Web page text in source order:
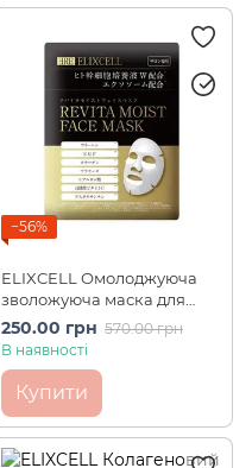
−56%
ELIXCELL Омолоджуюча
зволожуюча маска для
обличчя з екзосомами та
екстрактом стовбурових
шт)
250.00 грн 570.00 грн
В наявності
Купити